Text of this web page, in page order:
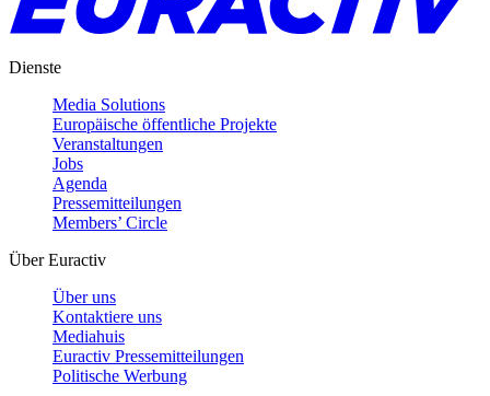
Dienste
Media Solutions
Europäische öffentliche Projekte
Veranstaltungen
Jobs
Agenda
Pressemitteilungen
Members’ Circle
Über Euractiv
Über uns
Kontaktiere uns
Mediahuis
Euractiv Pressemitteilungen
Politische Werbung